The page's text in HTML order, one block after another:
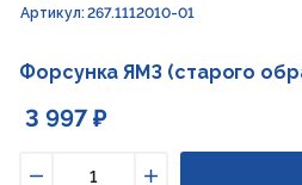
Артикул: 267.1112010-01
Форсунка ЯМЗ (старого
3 997 ₽